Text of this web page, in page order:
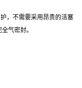
，不需要采用昂贵的活塞
气密封。